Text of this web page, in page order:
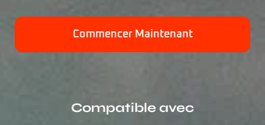
Commencer Maintenant
Compatible avec